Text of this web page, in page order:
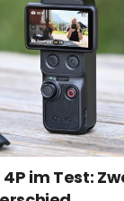
im Test: